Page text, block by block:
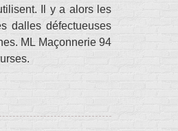
Il y a alors les
dalles défectueuses
ML Maçonnerie 94